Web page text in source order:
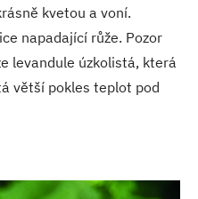
kvetou a voní.
napadající růže. Pozor
levandule úzkolistá, která
větší pokles teplot pod